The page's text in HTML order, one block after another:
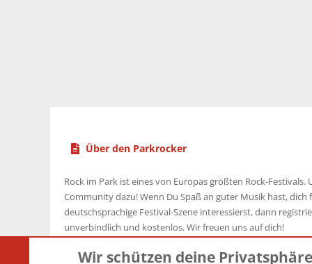
Über den Parkrocker
Rock im Park ist eines von Europas größten Rock-Festivals.
Community dazu! Wenn Du Spaß an guter Musik hast, dich
deutschsprachige Festival-Szene interessierst, dann
unverbindlich und kostenlos. Wir freuen uns auf dich!
Wir schützen deine Privatsphäre